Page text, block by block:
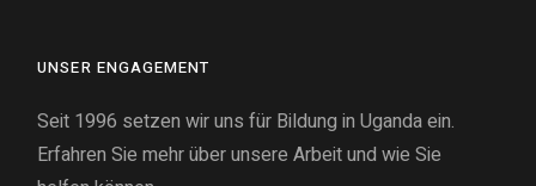
UNSER ENGAGEMENT
Seit 1996 setzen wir uns für Bildung in Uganda ein.
Erfahren Sie mehr über unsere Arbeit und wie Sie